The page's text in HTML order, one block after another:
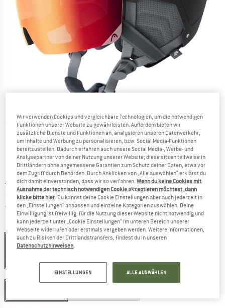
Detailansichten
Ursprünglicher Preis :
CHF195.95
Preis:
CHF176.36 inkl. MwSt., zollfreie Lieferung
Versandkostenfrei(CH)Schweiz. Informationen zu den
Farbe:Grey
52-55 cm - XS/S
Wir verwenden Cookies und vergleichbare Technologien, um die notwendigen
Funktionen unserer Website zu gewährleisten. Außerdem bieten wir
zusätzliche Dienste und Funktionen an, analysieren unseren Datenverkehr,
um Inhalte und Werbung zu personalisieren, bzw. Social Media-Funktionen
bereitzustellen. Dadurch erfahren auch unsere Social Media-, Werbe- und
Analysepartner von deiner Nutzung unserer Website; diese sitzen teilweise in
Drittländern ohne angemessene Garantien zum Schutz deiner Daten, etwa vor
dem Zugriff durch Behörden. Durch Anklicken von „Alle auswählen“ erklärst du
dich damit einverstanden, dass wir so verfahren.Wenn du keine Cookies mit
Ausnahme der technisch notwendigen Cookie akzeptieren möchtest, dann
klicke bitte hier . Du kannst deine Cookie Einstellungen aber auch jederzeit in
den „Einstellungen“ anpassen und einzelne Kategorien auswählen. Deine
Einwilligung ist freiwillig, für die Nutzung dieser Website nicht notwendig und
kann jederzeit unter „Cookie Einstellungen“ im unteren Bereich unserer
Webseite widerrufen oder erstmals vergeben werden. Weitere Informationen,
auch zu Risiken der Drittlandstransfers, findest du in unseren
Datenschutzhinweisen
EINSTELLUNGEN ALLE AUSWÄHLEN